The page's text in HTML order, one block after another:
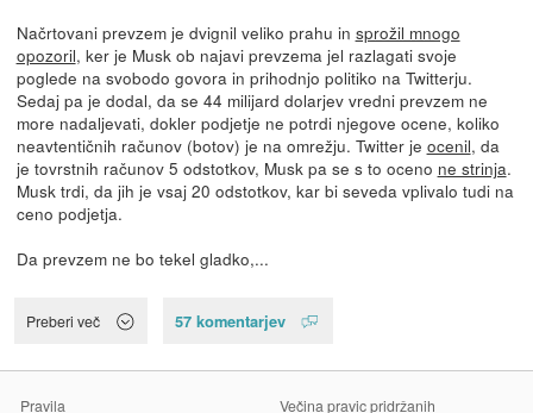
Načrtovani prevzem je dvignil veliko prahu in sprožil mnogo
opozoril, ker je Musk ob najavi prevzema jel razlagati svoje
poglede na svobodo govora in prihodnjo politiko na Twitterju.
Sedaj pa je dodal, da se 44 milijard dolarjev vredni prevzem ne
more nadaljevati, dokler podjetje ne potrdi njegove ocene, koliko
neavtentičnih računov (botov) je na omrežju. Twitter je ocenil, da
je tovrstnih računov 5 odstotkov, Musk pa se s to oceno ne strinja.
Musk trdi, da jih je vsaj 20 odstotkov, kar bi seveda vplivalo tudi na
ceno podjetja.
Da prevzem ne bo tekel gladko,...
Preberi več 57 komentarjev
Pravila Večina pravic pridržanih